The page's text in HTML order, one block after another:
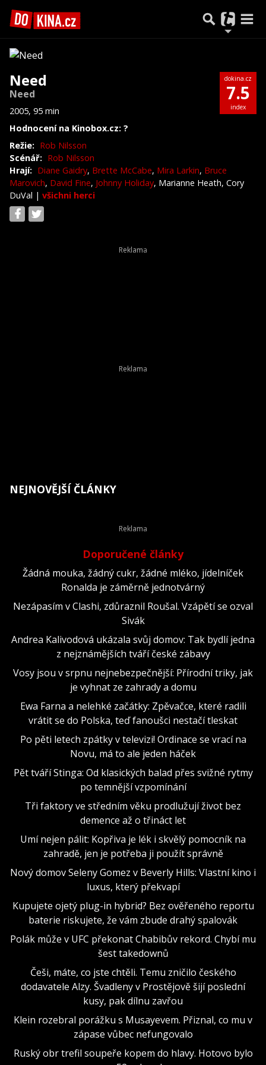
Need
Need
2005, 95 min
Hodnocení na Kinobox.cz: ?
dokina.cz
7.5
index
Režie: Rob Nilsson
Scénář: Rob Nilsson
Hrají: Diane Gaidry, Brette McCabe, Mira Larkin, Bruce
Marovich, David Fine, Johnny Holiday, Marianne Heath, Cory
DuVal | všichni herci
NEJNOVĚJŠÍ ČLÁNKY
Doporučené články
Žádná mouka, žádný cukr, žádné mléko, jídelníček
Ronalda je záměrně jednotvárný
Nezápasím v Clashi, zdůraznil Roušal. Vzápětí se ozval
Sivák
Andrea Kalivodová ukázala svůj domov: Tak bydlí jedna
z nejznámějších tváří české zábavy
Vosy jsou v srpnu nejnebezpečnější: Přírodní triky, jak
je vyhnat ze zahrady a domu
Ewa Farna a nelehké začátky: Zpěvačce, které radili
vrátit se do Polska, teď fanoušci nestačí tleskat
Po pěti letech zpátky v televizi! Ordinace se vrací na
Novu, má to ale jeden háček
Pět tváří Stinga: Od klasických balad přes svižné rytmy
po temnější vzpomínání
Tři faktory ve středním věku prodlužují život bez
demence až o třináct let
Umí nejen pálit: Kopřiva je lék i skvělý pomocník na
zahradě, jen je potřeba ji použít správně
Nový domov Seleny Gomez v Beverly Hills: Vlastní kino i
luxus, který překvapí
Kupujete ojetý plug-in hybrid? Bez ověřeného reportu
baterie riskujete, že vám zbude drahý spalovák
Polák může v UFC překonat Chabibův rekord. Chybí mu
šest takedownů
Češi, máte, co jste chtěli. Temu zničilo českého
dodavatele Alzy. Švadleny v Prostějově šijí poslední
kusy, pak dílnu zavřou
Klein rozebral porážku s Musayevem. Přiznal, co mu v
zápase vůbec nefungovalo
Ruský obr trefil soupeře kopem do hlavy. Hotovo bylo